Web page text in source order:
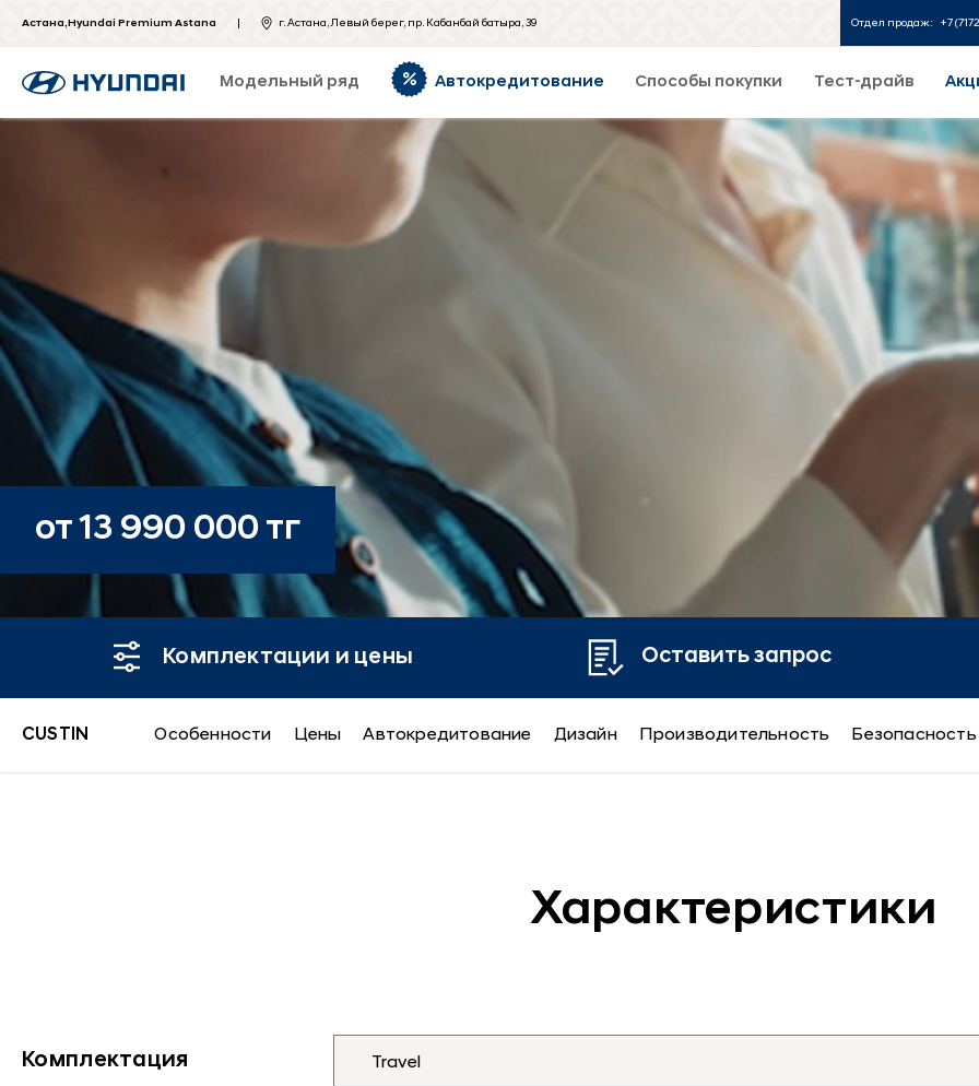
Астана,Hyundai Premium Astana г. Астана, Левый берег, пр. Кабанбай батыра, 39 Отдел продаж: +7
Модельный ряд Автокредитование Способы покупки Тест-драйв
CUSTIN
от 13 990 000 тг
Комплектации и цены Оставить запрос
CUSTIN Особенности Цены Автокредитование Дизайн Производительность Безопасность
Характеристики
Комплектация